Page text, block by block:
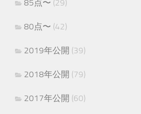
85点〜 (29)
80点〜 (42)
2019年公開 (39)
2018年公開 (79)
2017年公開 (60)